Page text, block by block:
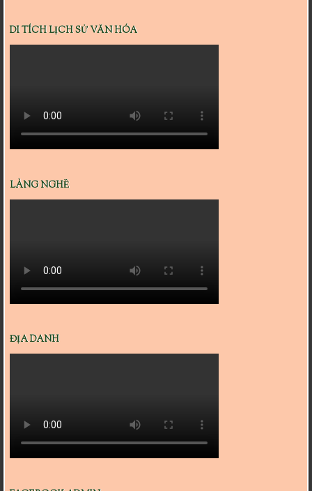
DI TÍCH LỊCH SỬ VĂN HÓA
LÀNG NGHỀ
ĐỊA DANH